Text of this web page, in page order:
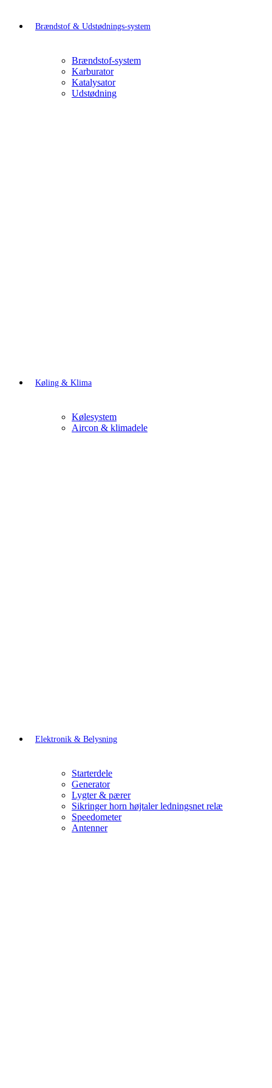
Brændstof & Udstødnings-system
Brændstof-system
Karburator
Katalysator
Udstødning
Køling & Klima
Kølesystem
Aircon & klimadele
Elektronik & Belysning
Starterdele
Generator
Lygter & pærer
Sikringer horn højtaler ledningsnet relæ
Speedometer
Antenner